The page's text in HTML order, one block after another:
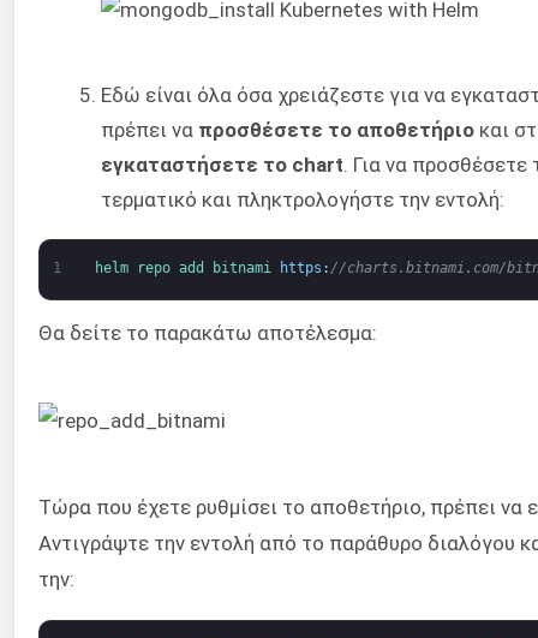
Εδώ είναι όλα όσα χρειάζεστε για να
πρέπει να προσθέσετε το αποθετήριο και
εγκαταστήσετε το chart. Για να προσθέσετε
τερματικό και πληκτρολογήστε την εντολή:
1 helm repo add bitnami https : //charts.bitnami.com/
Θα δείτε το παρακάτω αποτέλεσμα:
Τώρα που έχετε ρυθμίσει το αποθετήριο, πρέπει να
Αντιγράψτε την εντολή από το παράθυρο διαλόγου
την: